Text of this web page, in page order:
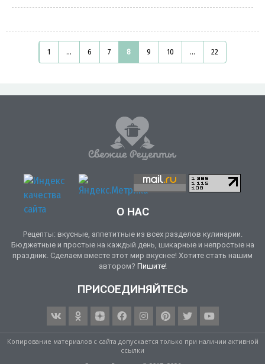
1 ... 6 7 8 9 10 ... 22
О НАС
Рецепты: вкусные, аппетитные из всех разделов кулинарии.
Бюджетные и простые на каждый день, шикарные и непростые на
праздник. Сделаем вместе этот мир вкуснее! Хотите стать нашим
автором? Пишите!
ПРИСОЕДИНЯЙТЕСЬ
Копирование материалов с сайта допускается только при наличии активной
ссылки